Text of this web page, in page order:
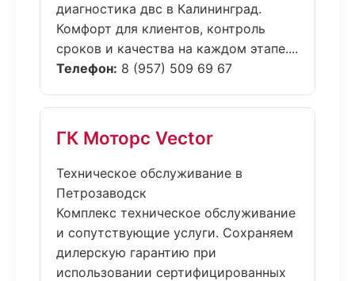
диагностика двс в Калининград.
Комфорт для клиентов, контроль
сроков и качества на каждом этапе....
Телефон: 8 (957) 509 69 67
ГК Моторс Vector
Техническое обслуживание в
Петрозаводск
Комплекс техническое обслуживание
и сопутствующие услуги. Сохраняем
дилерскую гарантию при
использовании сертифицированных